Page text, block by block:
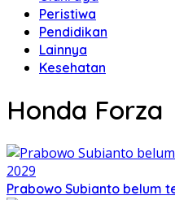
Peristiwa
Pendidikan
Lainnya
Kesehatan
Honda Forza
Prabowo Subianto belum